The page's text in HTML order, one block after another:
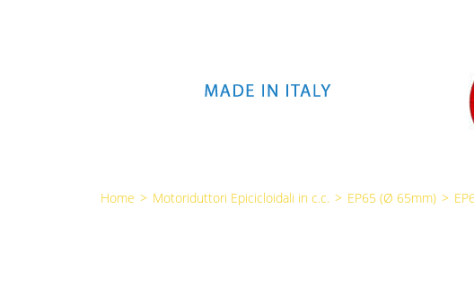
Home > Motoriduttori Epicicloidali in c.c. > EP65 (Ø 65mm) >